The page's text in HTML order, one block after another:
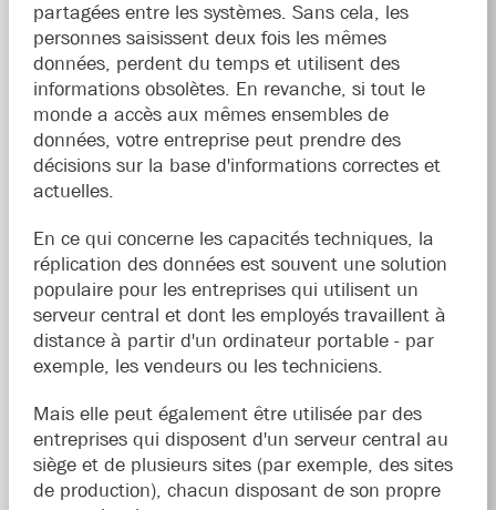
partagées entre les systèmes. Sans cela, les
personnes saisissent deux fois les mêmes
données, perdent du temps et utilisent des
informations obsolètes. En revanche, si tout le
monde a accès aux mêmes ensembles de
données, votre entreprise peut prendre des
décisions sur la base d'informations correctes et
actuelles.
En ce qui concerne les capacités techniques, la
réplication des données est souvent une solution
populaire pour les entreprises qui utilisent un
serveur central et dont les employés travaillent à
distance à partir d'un ordinateur portable - par
exemple, les vendeurs ou les techniciens.
Mais elle peut également être utilisée par des
entreprises qui disposent d'un serveur central au
siège et de plusieurs sites (par exemple, des sites
de production), chacun disposant de son propre